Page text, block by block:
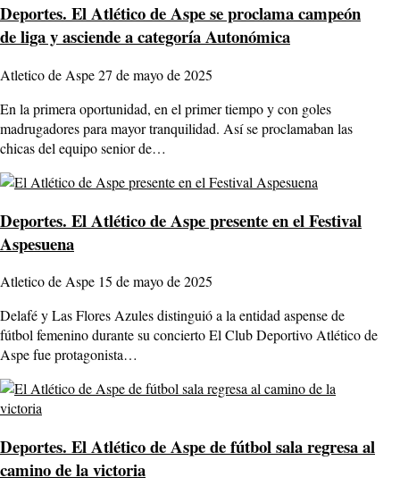
Deportes. El Atlético de Aspe se proclama campeón
de liga y asciende a categoría Autonómica
Atletico de Aspe27 de mayo de 2025
En la primera oportunidad, en el primer tiempo y con goles
madrugadores para mayor tranquilidad. Así se proclamaban las
chicas del equipo senior de…
Deportes. El Atlético de Aspe presente en el Festival
Aspesuena
Atletico de Aspe 15 de mayo de 2025
Delafé y Las Flores Azules distinguió a la entidad aspense de
fútbol femenino durante su concierto El Club Deportivo Atlético de
Aspe fue protagonista…
Deportes. El Atlético de Aspe de fútbol sala regresa al
camino de la victoria